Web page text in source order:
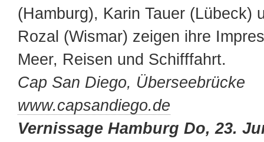
(Hamburg), Karin Tauer (Lübeck)
Rozal (Wismar) zeigen ihre
Meer, Reisen und Schifffahrt.
Cap San Diego, Überseebrücke
www.capsandiego.de
Vernissage Hamburg Do, 23.